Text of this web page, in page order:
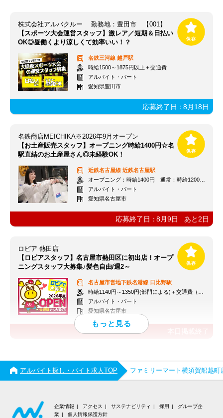
株式会社アルバクルー 勤務地：豊田市 【001】
【スポーツ大会運営スタッフ】激レア／短期＆日払い
OK◎昼働くより涼しくて効率いい！？
名鉄三河線 越戸駅
時給1500～1875円以上＋交通費
アルバイト・パート
愛知県豊田市
応募終了日：8月18日
名鉄商店MEICHIKA※2026年9月オープン
【お土産販売スタッフ】オープニング時給1400円☆名
駅直結のお土産屋さん◎未経験OK！
近鉄名古屋線 近鉄名古屋駅
オープニング：時給1400円 通常：時給1200円～＋交通費全額支給
アルバイト・パート
愛知県名古屋市
応募終了日：8月9日 あと 2日
ロピア 熱田店
【ロピアスタッフ】名古屋市熱田区に初出店！オープ
ニングスタッフ大募集♪髪色自由/週2～
名古屋市営地下鉄名港線 日比野駅
時給1140円～1350円(部門による)＋交通費（社内規定）
アルバイト・パート
愛知県名古屋市
アルバイト探し・バイト求人TOP ファミリーマート横須賀船越
企業情報 アクセス サステナビリティ 採用
グループ企
業
個人情報保護方針